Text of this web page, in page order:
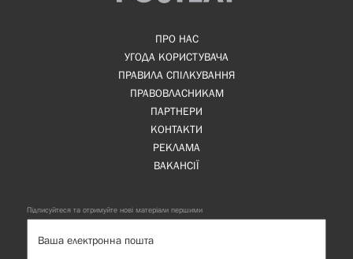
ПРО НАС
УГОДА КОРИСТУВАЧА
ПРАВИЛА СПІЛКУВАННЯ
ПРАВОВЛАСНИКАМ
ПАРТНЕРИ
КОНТАКТИ
РЕКЛАМА
ВАКАНСІЇ
Підписуйтеся та отримуйте нові матеріали першими